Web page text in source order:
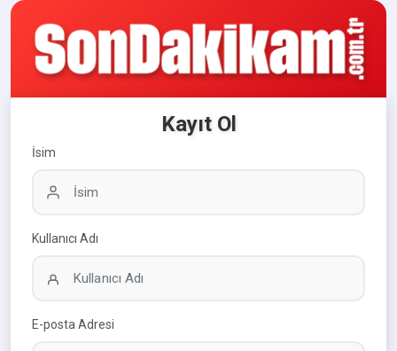
Kayıt Ol
İsim
Kullanıcı Adı
E-posta Adresi